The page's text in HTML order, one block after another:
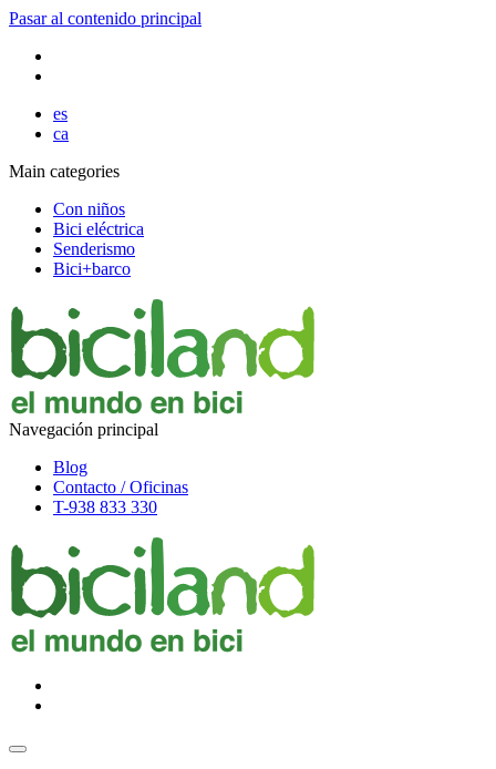
Pasar al contenido principal
es
ca
Main categories
Con niños
Bici eléctrica
Senderismo
Bici+barco
Navegación principal
Blog
Contacto / Oficinas
T-938 833 330